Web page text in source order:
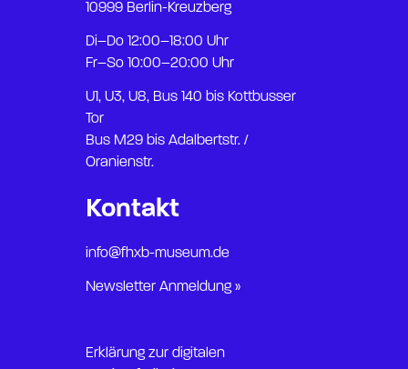
10999 Berlin-Kreuzberg
Di–Do 12:00–18:00 Uhr
Fr–So 10:00–20:00 Uhr
U1, U3, U8, Bus 140 bis Kottbusser
Tor
Bus M29 bis Adalbertstr. /
Oranienstr.
Kontakt
info@fhxb-museum.de
Newsletter Anmeldung »
Erklärung zur digitalen